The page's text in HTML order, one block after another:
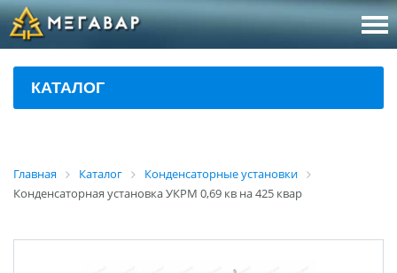
8
КАТАЛОГ
Главная Каталог
Конденсаторные установки
Конденсаторная установка УКРМ 0,69 кв на 425 квар